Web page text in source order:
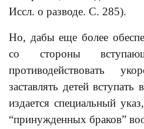
Иссл. о разводе. С. 285).
Но, дабы еще более
со стороны
противодействовать
заставлять детей
издается специальный
“принужденных браков”